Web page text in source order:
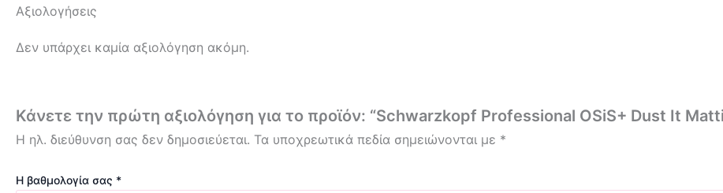
Αξιολογήσεις
Δεν υπάρχει καμία αξιολόγηση ακόμη.
Κάνετε την πρώτη αξιολόγηση για το προϊόν: “Schwarzkopf Professional OSiS+ Dust It
Η ηλ. διεύθυνση σας δεν δημοσιεύεται. Τα υποχρεωτικά πεδία σημειώνονται με *
Η βαθμολογία σας *